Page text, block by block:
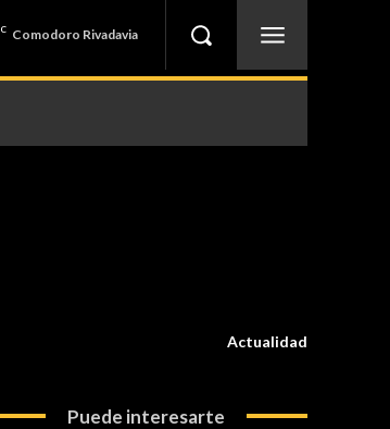
C Comodoro Rivadavia
Actualidad
Puede interesarte